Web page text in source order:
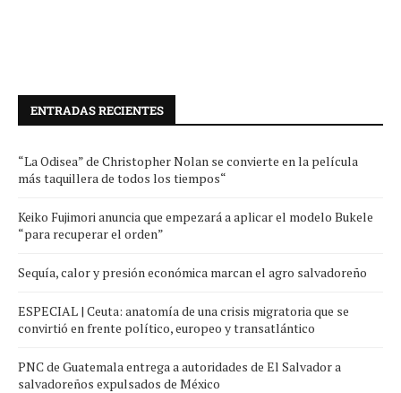
ENTRADAS RECIENTES
“La Odisea” de Christopher Nolan se convierte en la película
más taquillera de todos los tiempos“
Keiko Fujimori anuncia que empezará a aplicar el modelo Bukele
“para recuperar el orden”
Sequía, calor y presión económica marcan el agro salvadoreño
ESPECIAL | Ceuta: anatomía de una crisis migratoria que se
convirtió en frente político, europeo y transatlántico
PNC de Guatemala entrega a autoridades de El Salvador a
salvadoreños expulsados de México